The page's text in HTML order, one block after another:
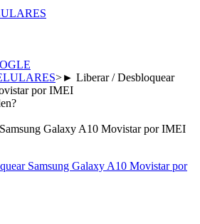
>► Liberar / Desbloquear
por IMEI